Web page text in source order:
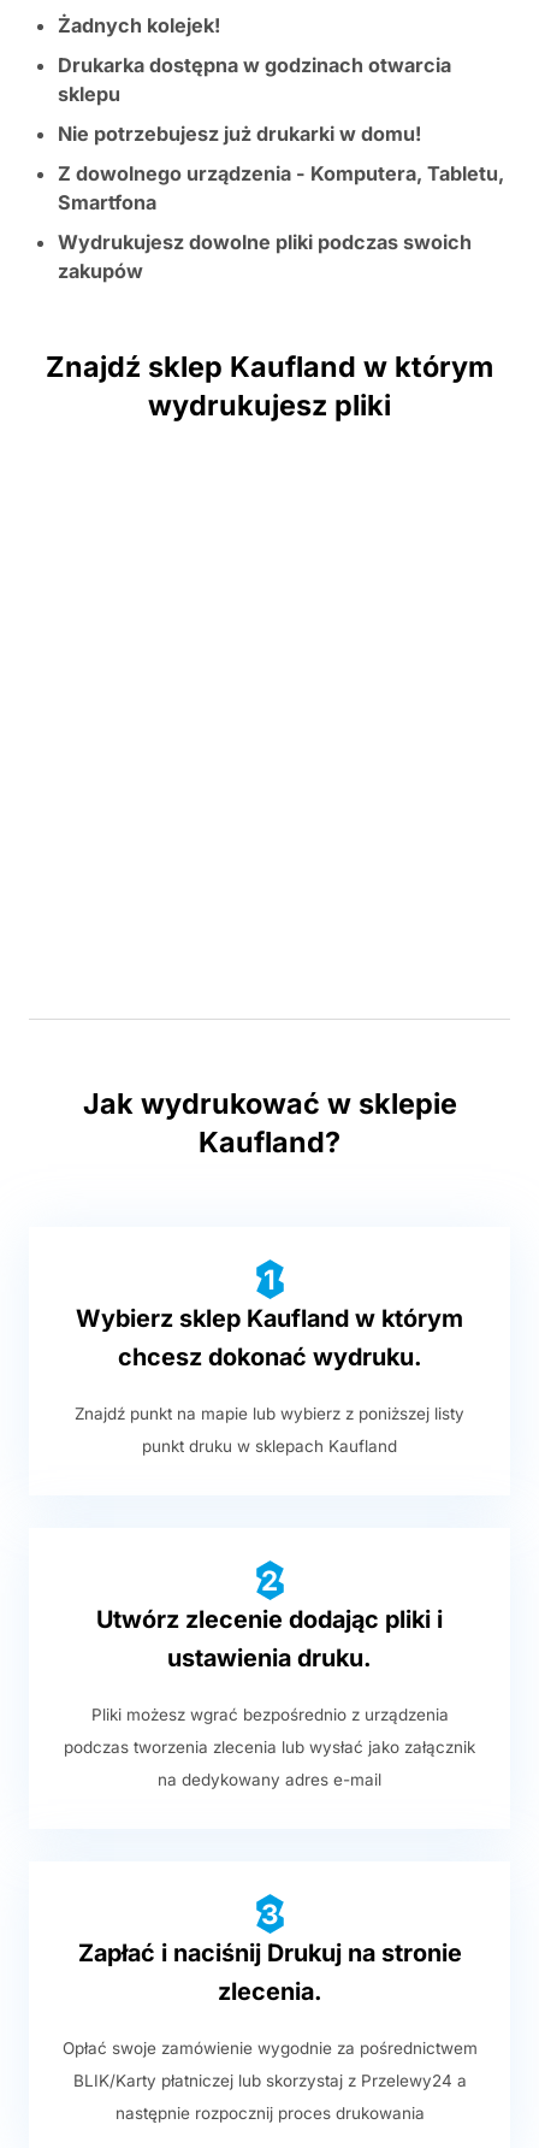
Żadnych kolejek!
Drukarka dostępna w godzinach otwarcia
sklepu
Nie potrzebujesz już drukarki w domu!
Z dowolnego urządzenia - Komputera, Tabletu,
Smartfona
Wydrukujesz dowolne pliki podczas swoich
zakupów
Znajdź sklep Kaufland w którym
wydrukujesz pliki
Jak wydrukować w sklepie
Kaufland?
1
Wybierz sklep Kaufland w którym
chcesz dokonać wydruku.
Znajdź punkt na mapie lub wybierz z poniższej listy
punkt druku w sklepach Kaufland
2
Utwórz zlecenie dodając pliki i
ustawienia druku.
Pliki możesz wgrać bezpośrednio z urządzenia
podczas tworzenia zlecenia lub wysłać jako załącznik
na dedykowany adres e-mail
3
Zapłać i naciśnij Drukuj na stronie
zlecenia.
Opłać swoje zamówienie wygodnie za pośrednictwem
BLIK/Karty płatniczej lub skorzystaj z Przelewy24 a
następnie rozpocznij proces drukowania